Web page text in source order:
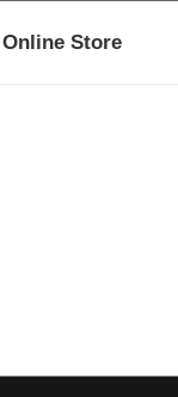
Online Store